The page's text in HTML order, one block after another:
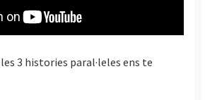
3 histories paral·leles ens te